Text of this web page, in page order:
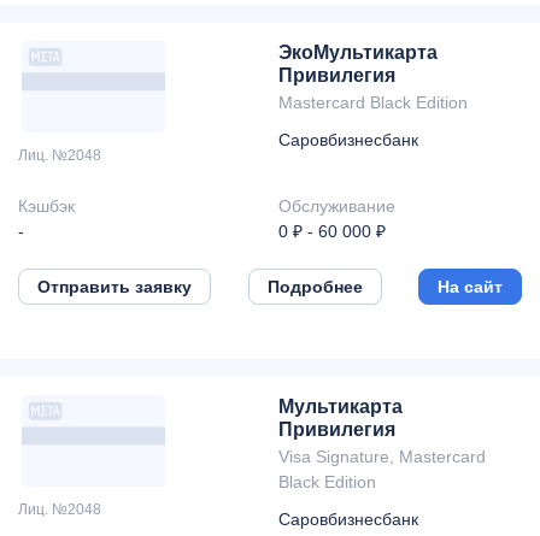
Лиц. №2048
ЭкоМультикарта
Привилегия
Mastercard Black Edition
Саровбизнесбанк
Кэшбэк
-
Обслуживание
0 ₽ - 60 000 ₽
Отправить заявку Подробнее На сайт
Лиц. №2048
Мультикарта
Привилегия
Visa Signature, Mastercard
Black Edition
Саровбизнесбанк